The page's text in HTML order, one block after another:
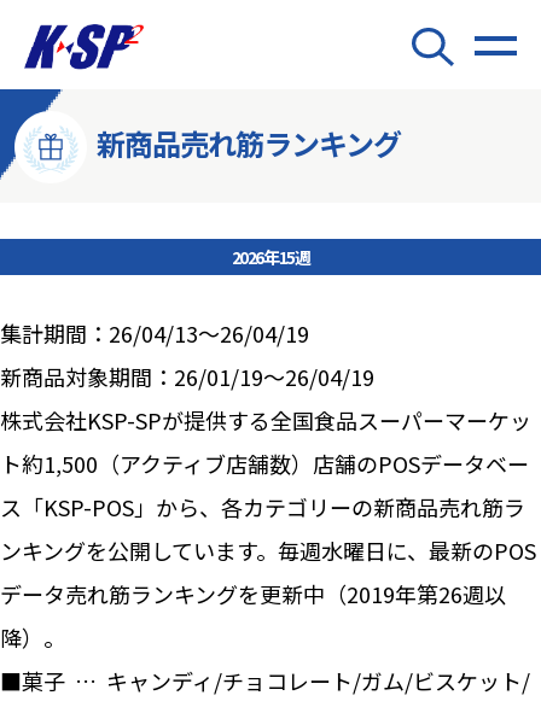
新商品売れ筋ランキング
2026年15週
集計期間：26/04/13～26/04/19
新商品対象期間：26/01/19～26/04/19
株式会社KSP-SPが提供する全国食品スーパーマーケッ
ト約1,500（アクティブ店舗数）店舗のPOSデータベー
ス「KSP-POS」から、各カテゴリーの新商品売れ筋ラ
ンキングを公開しています。毎週水曜日に、最新のPOS
データ売れ筋ランキングを更新中（2019年第26週以
降）。
■菓子 … キャンディ/チョコレート/ガム/ビスケット/